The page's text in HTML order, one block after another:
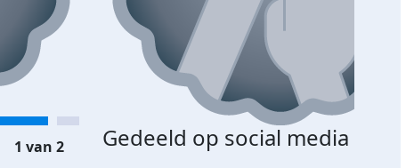
Gedeeld op social media
1 van 2